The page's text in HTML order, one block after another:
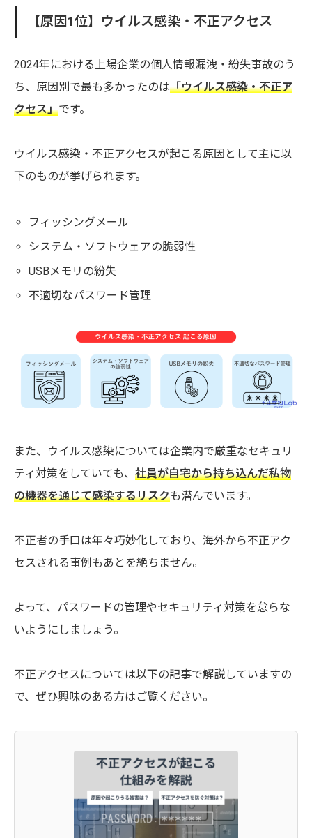
【原因1位】ウイルス感染・不正アクセス
2024年における上場企業の個人情報漏洩・紛失事故のう
ち、原因別で最も多かったのは「ウイルス感染・不正ア
クセス」です。
ウイルス感染・不正アクセスが起こる原因として主に以
下のものが挙げられます。
フィッシングメール
システム・ソフトウェアの脆弱性
USBメモリの紛失
不適切なパスワード管理
また、ウイルス感染については企業内で厳重なセキュリ
ティ対策をしていても、 社員が自宅から持ち込んだ私物
の機器を通じて感染するリスクも潜んでいます。
不正者の手口は年々巧妙化しており、海外から不正アク
セスされる事例もあとを絶ちません。
よって、パスワードの管理やセキュリティ対策を怠らな
いようにしましょう。
不正アクセスについては以下の記事で解説していますの
で、ぜひ興味のある方はご覧ください。